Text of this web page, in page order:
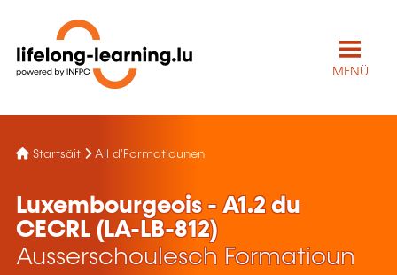
MENÜ
Startsäit All d'Formatiounen
Luxembourgeois - A1.2 du
CECRL (LA-LB-812)
Ausserschoulesch Formatioun